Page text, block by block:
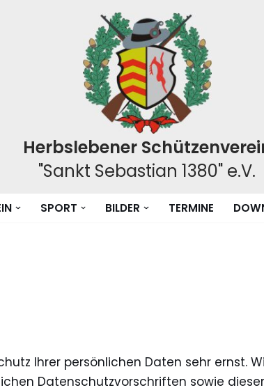
Herbslebener
"Sankt Sebastian 1380" e.V.
SPORT BILDER TERMINE
Ihrer persönlichen Daten sehr ernst.
Datenschutzvorschriften sowie